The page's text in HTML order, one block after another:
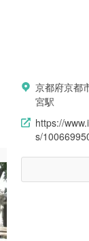
京都府京都
宮駅
https://
s/